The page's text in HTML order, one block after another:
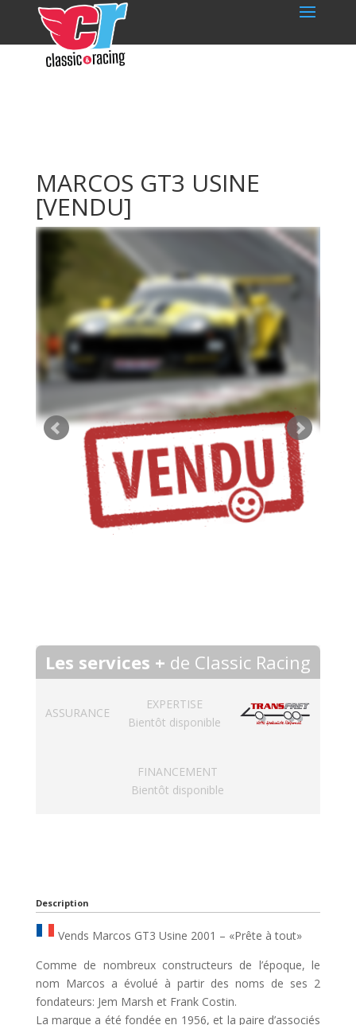
MARCOS GT3 USINE
[VENDU]
Les services + de Classic Racing
ASSURANCE
EXPERTISE
Bientôt disponible
FINANCEMENT
Bientôt disponible
Description
Vends Marcos GT3 Usine 2001 – «Prête à tout»
Comme de nombreux constructeurs de l’époque, le
nom Marcos a évolué à partir des noms de ses 2
fondateurs: Jem Marsh et Frank Costin.
La marque a été fondée en 1956, et la paire d’associés